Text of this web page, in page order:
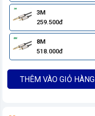
3M
259.500đ
8M
518.000đ
THÊM VÀO GIỎ HÀNG